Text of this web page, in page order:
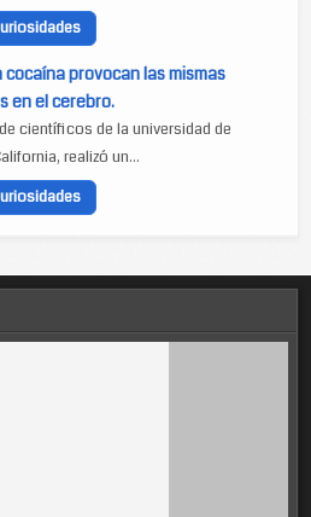
cocaína provocan las mismas
en el cerebro.
científicos de la universidad de
realizó un...